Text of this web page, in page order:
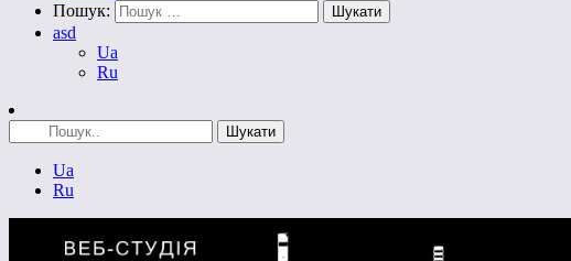
Пошук:
asd
Ua
Ru
Ua
Ru